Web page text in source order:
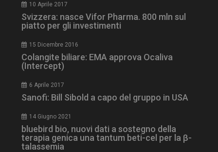
10 Aprile 2017
Svizzera: nasce Vifor Pharma. 800 mln sul
piatto per gli investimenti
15 Dicembre 2016
Colangite biliare: EMA approva Ocaliva
(Intercept)
6 Aprile 2017
Sanofi: Bill Sibold a capo del gruppo in USA
14 Giugno 2021
bluebird bio, nuovi dati a sostegno della
terapia genica una tantum beti-cel per la β-
talassemia
ARRAffinity